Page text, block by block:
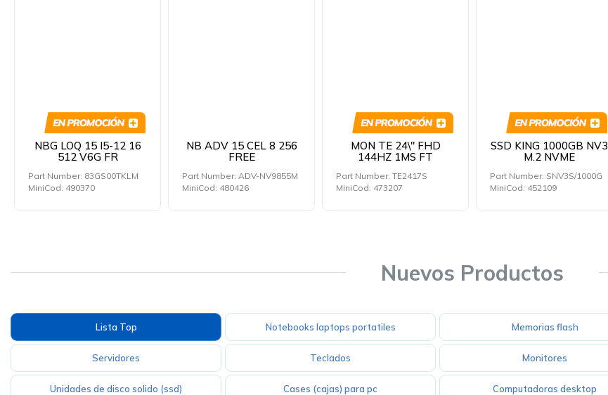
NBG LOQ 15 I5-12 16
512 V6G FR
Part Number: 83GS00TKLM
MiniCod: 490370
NB ADV 15 CEL 8 256
FREE
Part Number: ADV-NV9855M
MiniCod: 480426
MON TE 24\'' FHD
144HZ 1MS FT
Part Number: TE2417S
MiniCod: 473207
SSD KING 1000GB NV3
M.2 NVME
Part Number: SNV3S/1000G
MiniCod: 452109
Nuevos Productos
Lista Top Notebooks laptops portatiles Memorias flash
Servidores Teclados Monitores
Unidades de disco solido (ssd) Cases (cajas) para pc Computadoras desktop